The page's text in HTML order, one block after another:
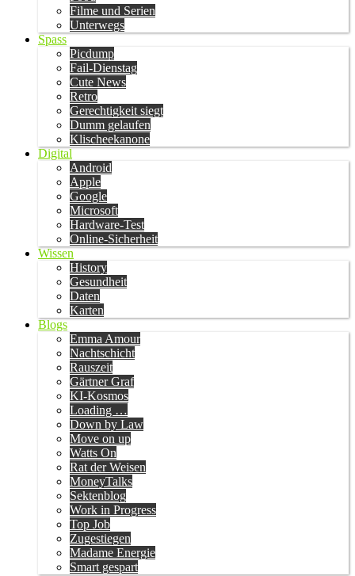
Filme und Serien
Unterwegs
Spass
Picdump
Fail-Dienstag
Cute News
Retro
Gerechtigkeit siegt
Dumm gelaufen
Klischeekanone
Digital
Android
Apple
Google
Microsoft
Hardware-Test
Online-Sicherheit
Wissen
History
Gesundheit
Daten
Karten
Blogs
Emma Amour
Nachtschicht
Rauszeit
Gärtner Graf
KI-Kosmos
Loading …
Down by Law
Move on up
Watts On
Rat der Weisen
MoneyTalks
Sektenblog
Work in Progress
Top Job
Zugestiegen
Madame Energie
Smart gespart